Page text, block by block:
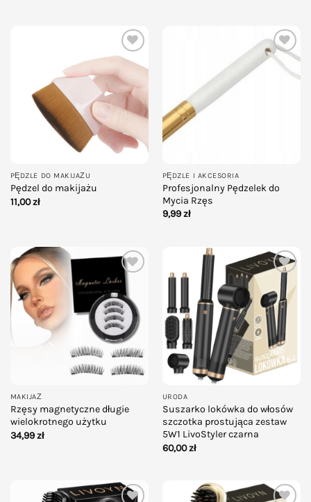
Add to
wishlist
PĘDZLE DO MAKIJAŻU
Pędzel do makijażu
11,00zł
Add to
wishlist
PĘDZLE I AKCESORIA
Profesjonalny Pędzelek do
Mycia Rzęs
9,99zł
Add to
wishlist
MAKIJAŻ
Rzęsy magnetyczne długie
wielokrotnego użytku
34,99zł
Add to
wishlist
URODA
Suszarko lokówka do włosów
szczotka prostująca zestaw
5W1 LivoStyler czarna
60,00zł